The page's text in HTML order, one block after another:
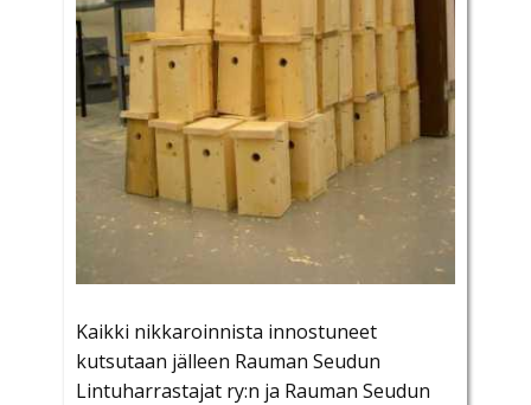
Kaikki nikkaroinnista innostuneet
kutsutaan jälleen Rauman Seudun
Lintuharrastajat ry:n ja Rauman Seudun